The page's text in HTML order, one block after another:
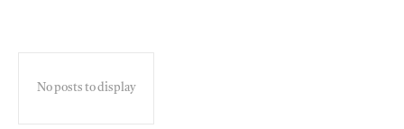
No posts to display